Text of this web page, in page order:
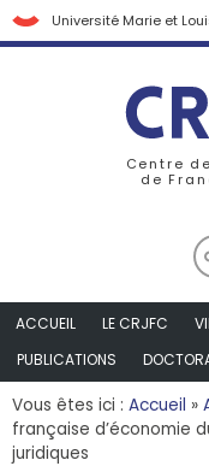
Université Marie et
Centre
de
ACCUEIL LE CRJFC
PUBLICATIONS
Vous êtes ici : Accueil »
française d’économie
juridiques